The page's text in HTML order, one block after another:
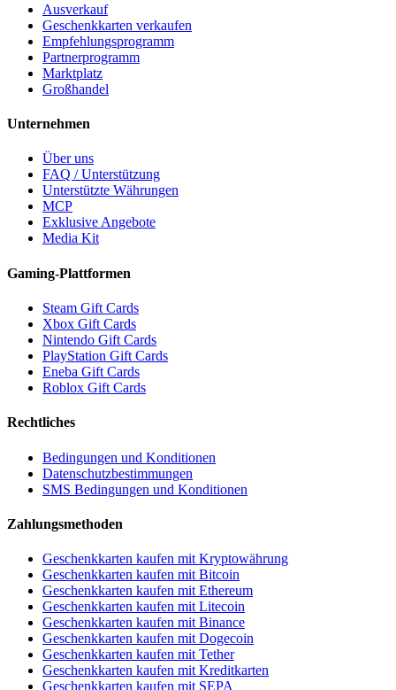
Ausverkauf
Geschenkkarten verkaufen
Empfehlungsprogramm
Partnerprogramm
Marktplatz
Großhandel
Unternehmen
Über uns
FAQ / Unterstützung
Unterstützte Währungen
MCP
Exklusive Angebote
Media Kit
Gaming-Plattformen
Steam Gift Cards
Xbox Gift Cards
Nintendo Gift Cards
PlayStation Gift Cards
Eneba Gift Cards
Roblox Gift Cards
Rechtliches
Bedingungen und Konditionen
Datenschutzbestimmungen
SMS Bedingungen und Konditionen
Zahlungsmethoden
Geschenkkarten kaufen mit Kryptowährung
Geschenkkarten kaufen mit Bitcoin
Geschenkkarten kaufen mit Ethereum
Geschenkkarten kaufen mit Litecoin
Geschenkkarten kaufen mit Binance
Geschenkkarten kaufen mit Dogecoin
Geschenkkarten kaufen mit Tether
Geschenkkarten kaufen mit Kreditkarten
Geschenkkarten kaufen mit SEPA